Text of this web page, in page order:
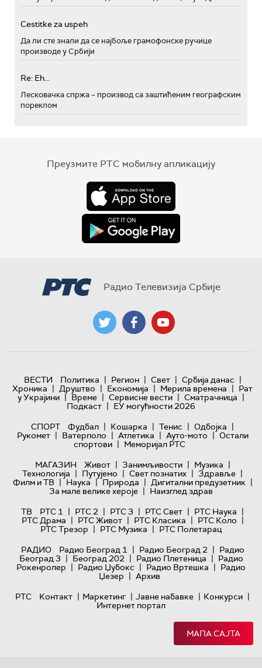
Cestitke za uspeh
Да ли сте знали да се најбоље грамофонске ручице
производе у Србији
Re: Eh...
Лесковачка спржа – производ са заштићеним географским
пореклом
Преузмите РТС мобилну апликацију
Радио Телевизија Србије
ВЕСТИ Политика | Регион | Свет | Србија данас |
Хроника | Друштво | Економија | Мерила времена | Рат
у Украјини | Време | Сервисне вести | Сматрачница |
Подкаст | ЕУ могућности 2026
СПОРТ
Фудбал | Кошарка | Тенис | Одбојка |
Рукомет | Ватерполо | Атлетика | Ауто-мото | Остали
спортови | Меморијал РТС
МАГАЗИН
Живот | Занимљивости | Музика |
Технологијa | Путујемо | Свет познатих | Здравље |
Филм и ТВ | Наука | Природа | Дигитални предузетник |
За мале велике хероје | Наизглед здрав
ТВ
РТС 1 | РТС 2 | РТС 3 | РТС Свет | РТС Наука |
РТС Драма | РТС Живот | РТС Класика | РТС Коло |
РТС Трезор | РТС Музика | РТС Полетарац
РАДИО
Радио Београд 1 | Радио Београд 2 | Радио
Београд 3 | Београд 202 | Радио Плетеница | Радио
Рокенролер | Радио Џубокс | Радио Вртешка | Радио
Џезер | Архив
РТС
Контакт | Маркетинг | Јавне набавке | Конкурси |
Интернет портал
МАПА САЈТА